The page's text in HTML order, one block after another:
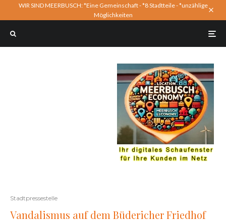
WIR SIND MEERBUSCH: *Eine Gemeinschaft - *8 Stadtteile - *unzählige
Möglichkeiten
Stadtpressestelle
Vandalismus auf dem Büdericher Friedhof